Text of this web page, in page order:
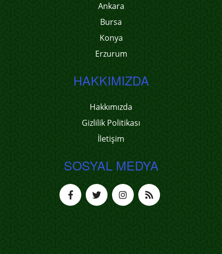
Ankara
Bursa
Konya
Erzurum
HAKKIMIZDA
Hakkımızda
Gizlilik Politikası
İletişim
SOSYAL MEDYA